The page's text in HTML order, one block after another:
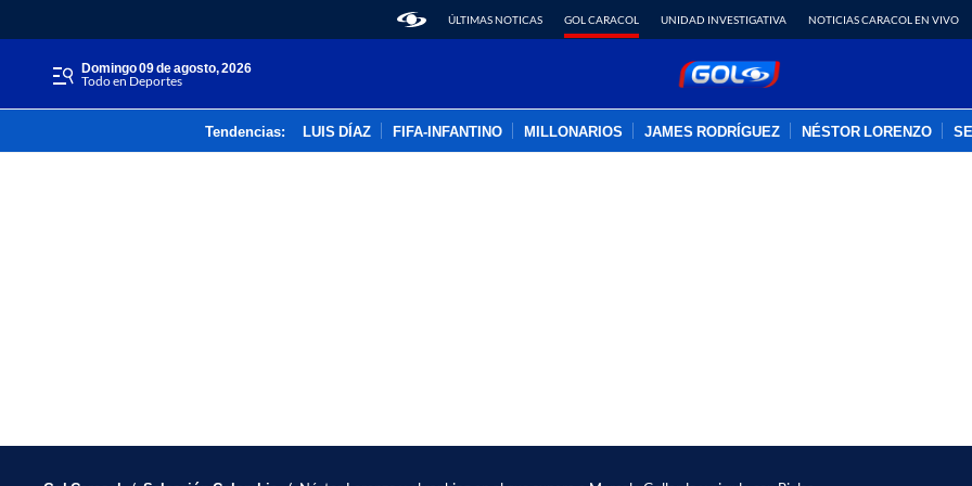
ÚLTIMAS NOTICAS GOL CARACOL UNIDAD INVESTIGATIVA NOTICIAS CARACOL EN VIVO
domingo 09 de agosto, 2026
Todo en Deportes
Tendencias: LUIS DÍAZ FIFA-INFANTINO MILLONARIOS JAMES RODRÍGUEZ NÉSTOR LORENZO